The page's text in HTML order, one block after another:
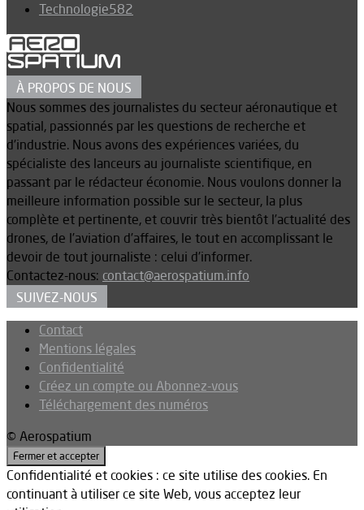
Technologie582
À PROPOS DE NOUS
Nous sommes des journalistes du secteur aéronautique et
spatial, passionnés par les questions de recherche et
d’industrie. Nous avons des expériences variées, du
spécialiste des lanceurs au journaliste scientifique, en
passant par le rédacteur économie. Nous voulons donner la
meilleure information possible sur le secteur, la plus
complète et pertinente, et couvrir très bientôt l’actualité des
drones, de l’aviation d’affaires, le tout en accomplissant le
devoir de tout journaliste : celui d’informer.
Contactez-nous: contact@aerospatium.info
SUIVEZ-NOUS
Contact
Mentions légales
Confidentialité
Créez un compte ou Abonnez-vous
Téléchargement des numéros
© Aerospatium
Confidentialité et cookies : ce site utilise des cookies. En
continuant à utiliser ce site Web, vous acceptez leur